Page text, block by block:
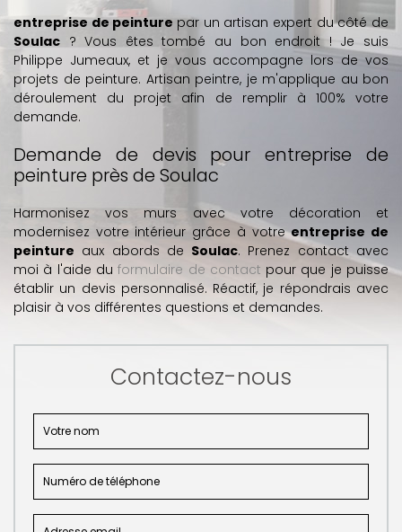
entreprise de peinture par un artisan expert du côté de
Soulac ? Vous êtes tombé au bon endroit ! Je suis
Philippe Jumeaux, et je vous accompagne lors de vos
projets de peinture. Artisan peintre, je m'applique au bon
déroulement du projet afin de remplir à 100% votre
demande.
Demande de devis pour entreprise de
peinture près de Soulac
Harmonisez vos murs avec votre décoration et
modernisez votre intérieur grâce à votreentreprise de
peinture aux abords de Soulac. Prenez contact avec
moi à l'aide duformulaire de contact pour que je puisse
établir un devis personnalisé. Réactif, je répondrais avec
plaisir à vos différentes questions et demandes.
Contactez-nous